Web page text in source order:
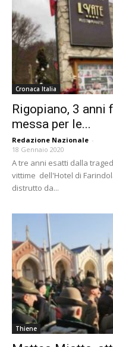
Cronaca Italia
Rigopiano, 3 anni
messa per le...
Redazione Nazionale -
18 Gennaio 2020
A tre anni esatti dalla
vittime dell'Hotel di
distrutto da...
Thiene